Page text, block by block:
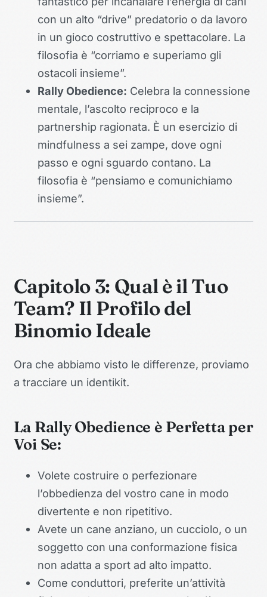
con un alto “drive” predatorio o da lavoro
in un gioco costruttivo e spettacolare. La
filosofia è “corriamo e superiamo gli
ostacoli insieme”.
Rally Obedience: Celebra la connessione
mentale, l’ascolto reciproco e la
partnership ragionata. È un esercizio di
mindfulness a sei zampe, dove ogni
passo e ogni sguardo contano. La
filosofia è “pensiamo e comunichiamo
insieme”.
Capitolo 3: Qual è il Tuo
Team? Il Profilo del
Binomio Ideale
Ora che abbiamo visto le differenze, proviamo
a tracciare un identikit.
La Rally Obedience è Perfetta per
Voi Se:
Volete costruire o perfezionare
l’obbedienza del vostro cane in modo
divertente e non ripetitivo.
Avete un cane anziano, un cucciolo, o un
soggetto con una conformazione fisica
non adatta a sport ad alto impatto.
Come conduttori, preferite un’attività